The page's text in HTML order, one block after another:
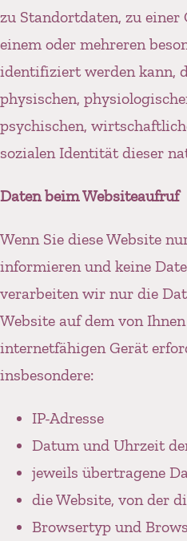
zu Standortdaten, zu
einem oder mehreren
identifiziert werden kann,
physischen,
psychischen,
sozialen Identität dieser
Daten beim Websiteaufruf
Wenn Sie diese Website
informieren und keine
verarbeiten wir nur die
Website auf dem von
internetfähigen Gerät
insbesondere:
IP-Adresse
Datum und Uhrzeit
jeweils übertragene
die Website, von der
Browsertyp und